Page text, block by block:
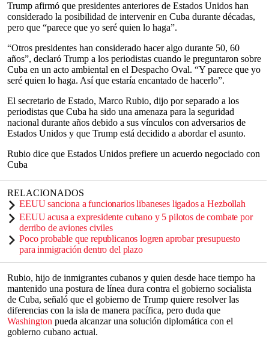
Trump afirmó que presidentes anteriores de Estados Unidos han
considerado la posibilidad de intervenir en Cuba durante décadas,
pero que “parece que yo seré quien lo haga”.
“Otros presidentes han considerado hacer algo durante 50, 60
años”, declaró Trump a los periodistas cuando le preguntaron sobre
Cuba en un acto ambiental en el Despacho Oval. “Y parece que yo
seré quien lo haga. Así que estaría encantado de hacerlo”.
El secretario de Estado, Marco Rubio, dijo por separado a los
periodistas que Cuba ha sido una amenaza para la seguridad
nacional durante años debido a sus vínculos con adversarios de
Estados Unidos y que Trump está decidido a abordar el asunto.
Rubio dice que Estados Unidos prefiere un acuerdo negociado con
Cuba
RELACIONADOS
EEUU sanciona a funcionarios libaneses ligados a Hezbollah
EEUU acusa a expresidente cubano y 5 pilotos de combate por
derribo de aviones civiles
Poco probable que republicanos logren aprobar presupuesto
para inmigración dentro del plazo
Rubio, hijo de inmigrantes cubanos y quien desde hace tiempo ha
mantenido una postura de línea dura contra el gobierno socialista
de Cuba, señaló que el gobierno de Trump quiere resolver las
diferencias con la isla de manera pacífica, pero duda que
Washington pueda alcanzar una solución diplomática con el
gobierno cubano actual.